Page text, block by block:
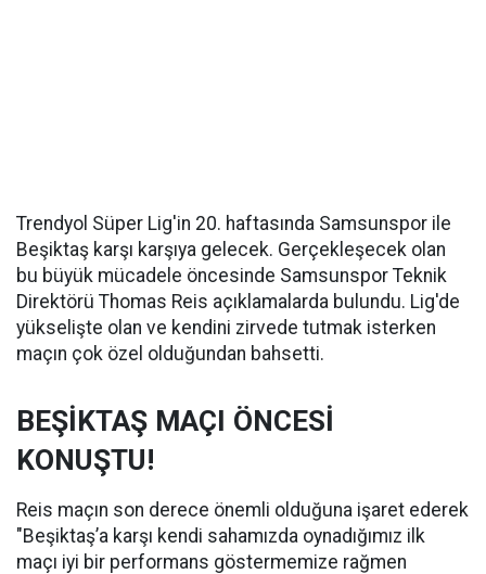
Trendyol Süper Lig'in 20. haftasında Samsunspor ile
Beşiktaş karşı karşıya gelecek. Gerçekleşecek olan
bu büyük mücadele öncesinde Samsunspor Teknik
Direktörü Thomas Reis açıklamalarda bulundu. Lig'de
yükselişte olan ve kendini zirvede tutmak isterken
maçın çok özel olduğundan bahsetti.
BEŞİKTAŞ MAÇI ÖNCESİ
KONUŞTU!
Reis maçın son derece önemli olduğuna işaret ederek
"Beşiktaş’a karşı kendi sahamızda oynadığımız ilk
maçı iyi bir performans göstermemize rağmen